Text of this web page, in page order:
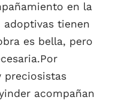
en la
tienen
es bella, pero
preciosistas
acompañan